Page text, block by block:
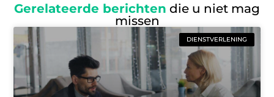
Gerelateerde berichten die u niet mag
missen
DIENSTVERLENING